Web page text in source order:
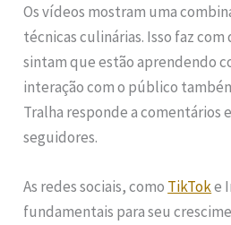
Os vídeos mostram uma
técnicas culinárias. Isso faz
sintam que estão aprendendo
interação com o público
Tralha responde a comentários
seguidores.
As redes sociais, como TikToke
fundamentais para seu